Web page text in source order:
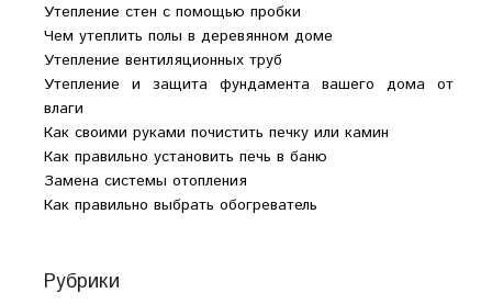
Утепление стен с помощью пробки
Чем утеплить полы в деревянном доме
Утепление вентиляционных труб
Утепление и защита фундамента вашего дома от
влаги
Как своими руками почистить печку или камин
Как правильно установить печь в баню
Замена системы отопления
Как правильно выбрать обогреватель
Рубрики